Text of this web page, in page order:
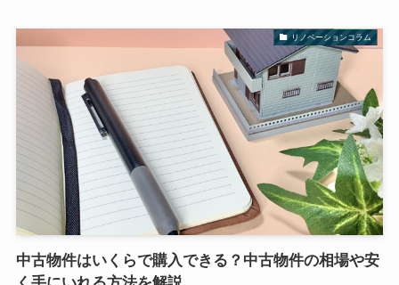
リノベーションコラム
中古物件はいくらで購入できる？中古物件の相場や安